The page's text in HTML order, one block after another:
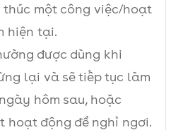
một công việc/hoạt
hiện tại.
được dùng khi
lại và sẽ tiếp tục làm
hôm sau, hoặc
hoạt động để nghỉ ngơi.